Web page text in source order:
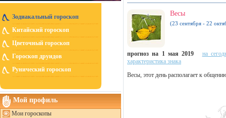
Зодиакальный гороскоп
Китайский гороскоп
Цветочный гороскоп
Гороскоп друидов
Рунический гороскоп
Мой профиль
Мои гороскопы
Весы
(23 сентября - 22
прогноз на 1 мая 2019
на
характеристика знака
Весы, этот день располагает к